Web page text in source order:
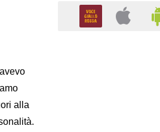
alla